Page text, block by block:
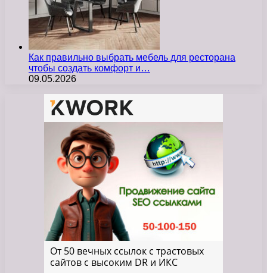
Как правильно выбрать мебель для ресторана
чтобы создать комфорт и…
09.05.2026